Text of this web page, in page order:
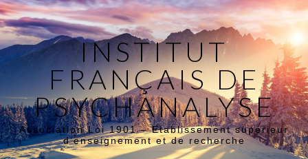
INSTITUT
FRANÇAIS DE
PSYCHANALYSE
Association Loi 1901 – Etablissement supérieur
d’enseignement et de recherche